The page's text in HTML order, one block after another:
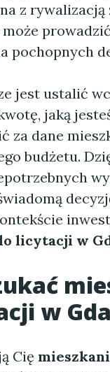
z
pochopnych
jest ustalić
jaką
za dane
budżetu.
licytacji w
w
Cię